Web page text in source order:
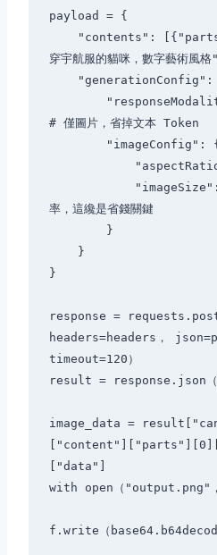
payload = {
穿宇航服的貓咪，數字藝術風
# 僅圖片，省掉文本 Token
率，這纔是省錢關鍵
}
response = requests.post
headers=headers，
timeout=120）
result = response.json（
image_data =
["data"]
with open（"output.png"